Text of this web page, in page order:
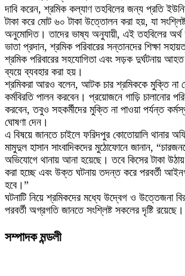
দাবি করেন, শ্রমিক কল্যাণ তহবিলের জন্য প্রতি
টাকা করে মোট ৬০ টাকা উত্তোলন করা হয়, যা
অনুমোদিত। তাদের ভাষ্য অনুযায়ী, এই তহবিলের অর্থ
ভাতা প্রদান, শ্রমিক পরিবারের সন্তানদের শিক্ষা
শ্রমিক পরিবারের সহযোগিতা এবং সড়ক দুর্ঘটনায় আহত
ব্যয়ে ব্যবহার করা হয়।
শ্রমিকরা আরও বলেন, আটক চার শ্রমিককে মুক্তি না
কর্মবিরতি পালন করবেন। প্রয়োজনে গাড়ি চালানোর
করবেন, তবুও সহকর্মীদের মুক্তি না পাওয়া পর্যন্ত
ঘোষণা দেন।
এ বিষয়ে জানতে চাইলে ফরিদপুর কোতোয়ালি থানার
মামুদুল হাসান সাংবাদিকদের মুঠোফোনে জানান,
অভিযোগে থানায় আনা হয়েছে। তবে কিসের টাকা উঠায়
করা হচ্ছে এবং উক্ত ঘটনায় তদন্ত করে পরবর্তী
হবে।”
ঘটনাটি নিয়ে শ্রমিকদের মধ্যে উদ্বেগ ও উত্তেজনা
পরবর্তী অগ্রগতি জানতে সংশ্লিষ্ট সকলের দৃষ্টি রয়েছে।
সম্পাদক মন্ডলী